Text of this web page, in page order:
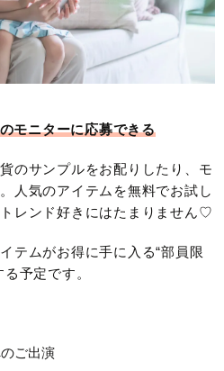
モニターに応募できる
のサンプルをお配りしたり、モ
人気のアイテムを無料でお試し
レンド好きにはたまりません♡
テムがお得に手に入る“部員限
予定です。
ご出演